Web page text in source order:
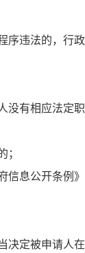
违法的，行
没有相应法定
；
信息公开条例
定被申请人在